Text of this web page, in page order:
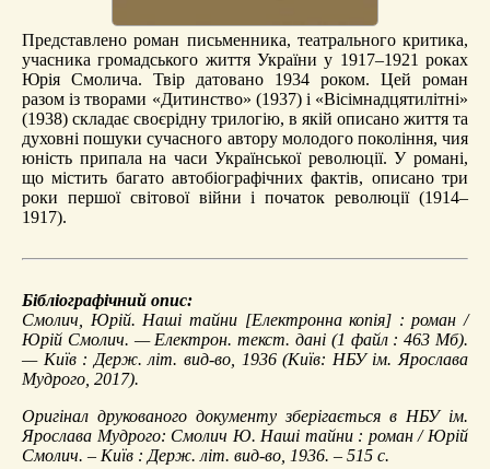
Представлено роман письменника, театрального критика,
учасника громадського життя України у 1917–1921 роках
Юрія Смолича. Твір датовано 1934 роком. Цей роман
разом із творами «Дитинство» (1937) і «Вісімнадцятилітні»
(1938) складає своєрідну трилогію, в якій описано життя та
духовні пошуки сучасного автору молодого покоління, чия
юність припала на часи Української революції. У романі,
що містить багато автобіографічних фактів, описано три
роки першої світової війни і початок революції (1914–
1917).
Бібліографічний опис:
Смолич, Юрій. Наші тайни[Електронна копія] : роман /
Юрій Смолич. — Електрон. текст. дані (1 файл : 463 Мб).
— Київ : Держ. літ. вид-во, 1936 (Київ: НБУ ім. Ярослава
Мудрого, 2017).
Оригінал друкованого документу зберігається в НБУ ім.
Ярослава Мудрого: Смолич Ю. Наші тайни : роман / Юрій
Смолич. – Київ : Держ. літ. вид-во, 1936. – 515 с.